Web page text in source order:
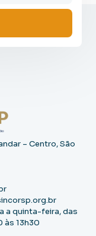
– Centro, São
a quinta-feira, das
às 13h30